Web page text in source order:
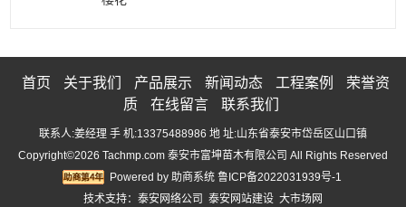
首页 关于我们 产品展示 新闻动态 工程案例
荣誉资
质
在线留言 联系我们
联系人:姜经理 手 机:13375488986 地 址:山东省泰安市岱岳区山口镇
Copyright©2026 Tachmp.com 泰安市富坤苗木有限公司 All Rights Reserved
Powered by 助商系统 鲁ICP备2022031939号-1
技术支持： 泰安网络公司 泰安网站建设 大市场网